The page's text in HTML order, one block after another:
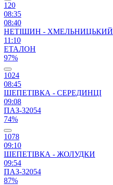
120
08:35
08:40
НЕТІШИН - ХМЕЛЬНИЦЬКИЙ
11:10
ЕТАЛОН
97%
1024
08:45
ШЕПЕТІВКА - СЕРЕДИНЦІ
09:08
ПАЗ-32054
74%
1078
09:10
ШЕПЕТІВКА - ЖОЛУДКИ
09:54
ПАЗ-32054
87%